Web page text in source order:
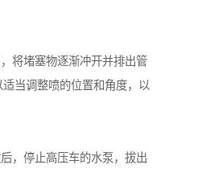
将堵塞物逐渐冲开并排出管
当调整喷的位置和角度，以
，停止高压车的水泵，拔出